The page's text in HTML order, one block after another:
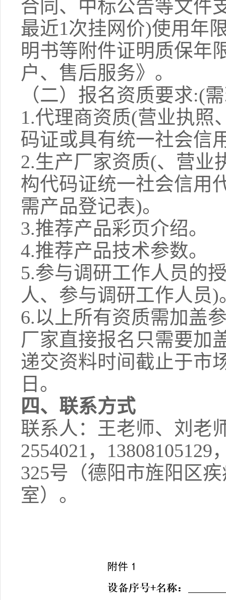
合同、中标公告等文件
最近1次挂网价)使用年
明书等附件证明质保年
户、售后服务》。
（二）报名资质要求:(
1.代理商资质(营业执照
码证或具有统一社会信
2.生产厂家资质(、营业
构代码证统一社会信用
需产品登记表)。
3.推荐产品彩页介绍。
4.推荐产品技术参数。
5.参与调研工作人员的
人、参与调研工作人员)
6.以上所有资质需加盖
厂家直接报名只需要加
递交资料时间截止于市
日。
四、联系方式
联系人：王老师、刘老
2554021，
325号（德阳市旌阳区
室）。